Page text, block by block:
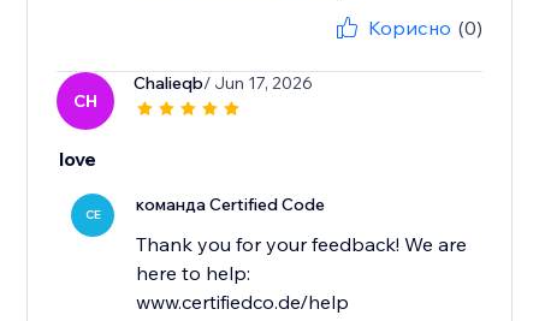
Корисно (0)
CH
Chalieqb/ Jun 17, 2026
love
CE команда Certified Code
Thank you for your feedback! We are
here to help:
www.certifiedco.de/help